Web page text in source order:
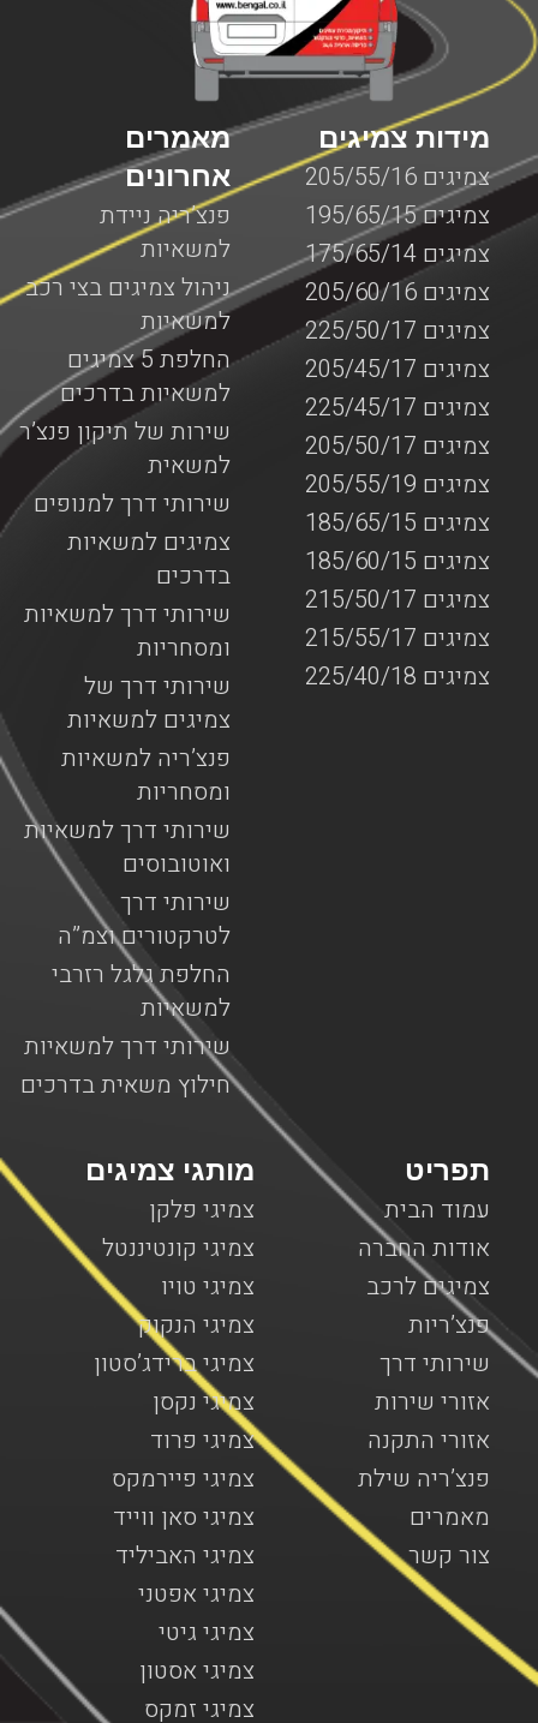
מאמרים
אחרונים
פנצ’ריה ניידת
למשאיות
ניהול צמיגים בצי רכב
למשאיות
החלפת 5 צמיגים
למשאיות בדרכים
שירות של תיקון פנצ’ר
למשאית
שירותי דרך למנופים
צמיגים למשאיות
בדרכים
שירותי דרך למשאיות
ומסחריות
שירותי דרך של
צמיגים למשאיות
פנצ’ריה למשאיות
ומסחריות
שירותי דרך למשאיות
ואוטובוסים
שירותי דרך
לטרקטורים וצמ”ה
החלפת גלגל רזרבי
למשאיות
שירותי דרך למשאיות
חילוץ משאית בדרכים
מידות צמיגים
צמיגים 205/55/16
צמיגים 195/65/15
צמיגים 175/65/14
צמיגים 205/60/16
צמיגים 225/50/17
צמיגים 205/45/17
צמיגים 225/45/17
צמיגים 205/50/17
צמיגים 205/55/19
צמיגים 185/65/15
צמיגים 185/60/15
צמיגים 215/50/17
צמיגים 215/55/17
צמיגים 225/40/18
מותגי צמיגים
צמיגי פלקן
צמיגי קונטיננטל
צמיגי טויו
צמיגי הנקוק
צמיגי ברידג’סטון
צמיגי נקסן
צמיגי פרוד
צמיגי פיירמקס
צמיגי סאן ווייד
צמיגי האביליד
צמיגי אפטני
צמיגי גיטי
צמיגי אסטון
צמיגי זמקס
תפריט
עמוד הבית
אודות החברה
צמיגים לרכב
פנצ’ריות
שירותי דרך
אזורי שירות
אזורי התקנה
פנצ’ריה שילת
מאמרים
צור קשר